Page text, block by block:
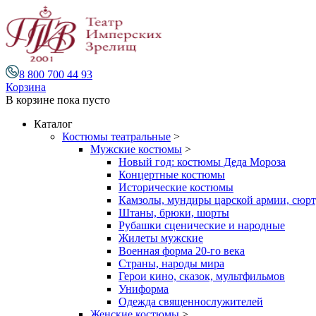
8 800 700 44 93
Корзина
В корзине пока пусто
Каталог
Костюмы театральные >
Мужские костюмы >
Новый год: костюмы Деда Мороза
Концертные костюмы
Исторические костюмы
Камзолы, мундиры царской армии,
Штаны, брюки, шорты
Рубашки сценические и народные
Жилеты мужские
Военная форма 20-го века
Страны, народы мира
Герои кино, сказок, мультфильмов
Униформа
Одежда священнослужителей